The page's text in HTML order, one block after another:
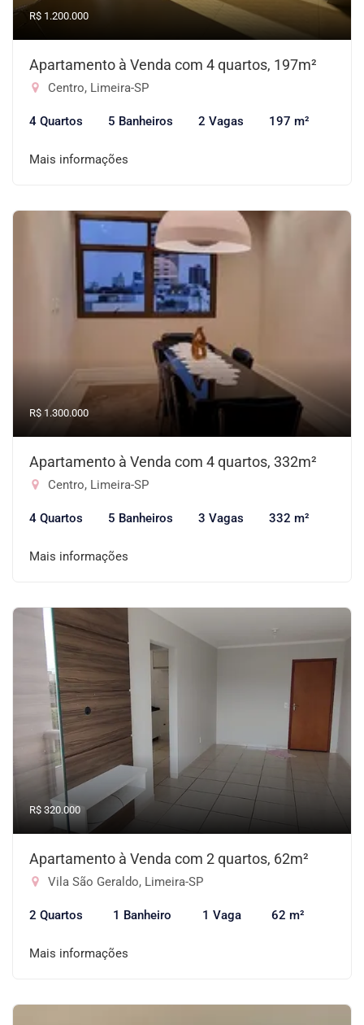
R$ 1.200.000
Apartamento à Venda com 4 quartos, 197m²
Centro, Limeira-SP
4 Quartos 5 Banheiros 2 Vagas 197 m²
Mais informações
R$ 1.300.000
Apartamento à Venda com 4 quartos, 332m²
Centro, Limeira-SP
4 Quartos 5 Banheiros 3 Vagas 332 m²
Mais informações
R$ 320.000
Apartamento à Venda com 2 quartos, 62m²
Vila São Geraldo, Limeira-SP
2 Quartos 1 Banheiro 1 Vaga 62 m²
Mais informações